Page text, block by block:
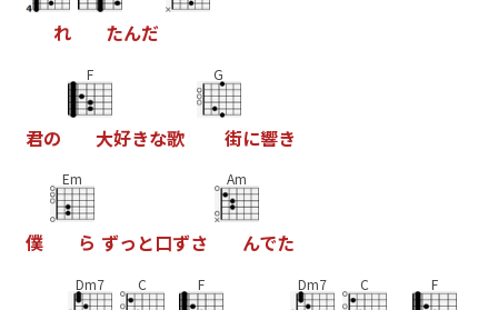
れ たんだ
君の
F
大好きな歌
G
街に響き
僕
Em
ら ずっ と口ずさ
Am
んでた
Dm7 C F Dm7 C F